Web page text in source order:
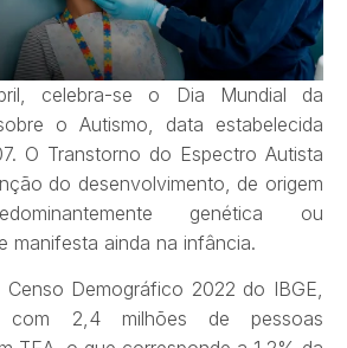
celebra-se o Dia Mundial da
o Autismo, data estabelecida
O Transtorno do Espectro Autista
do desenvolvimento, de origem
genética ou
manifesta ainda na infância.
Demográfico 2022 do IBGE,
2,4 milhões de pessoas